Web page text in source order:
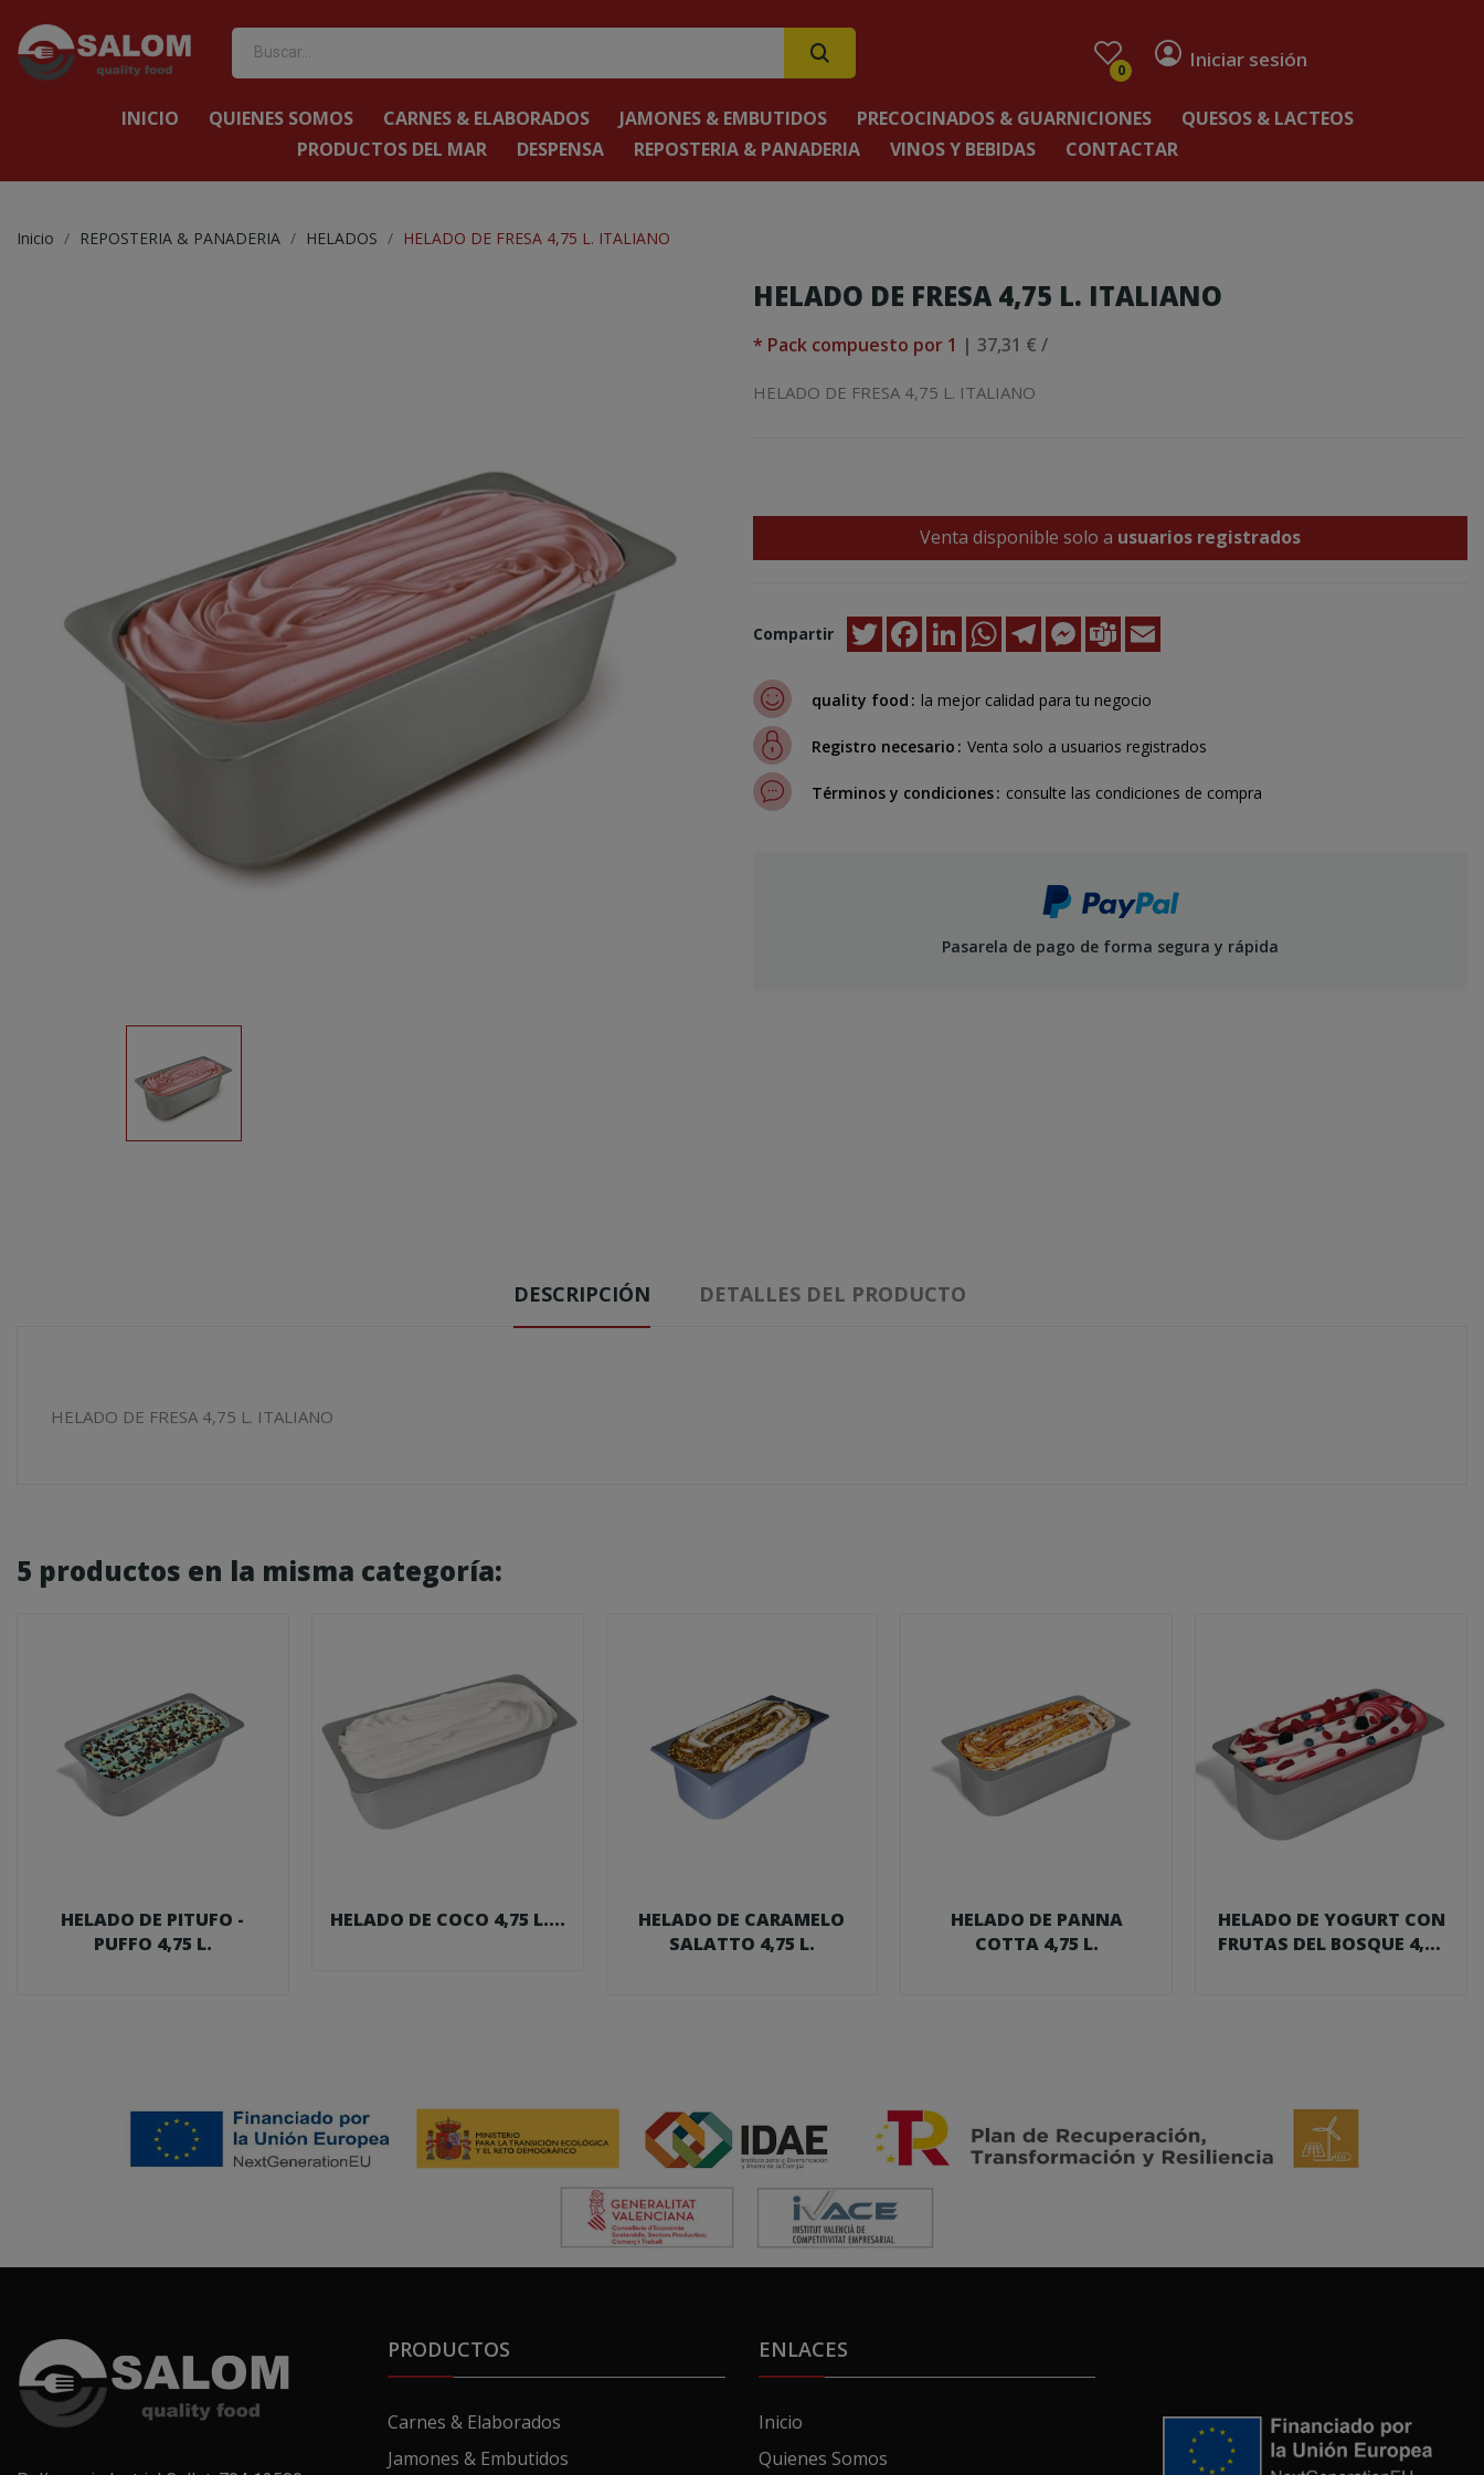
0 Iniciar sesión
INICIO QUIENES SOMOS CARNES & ELABORADOS JAMONES & EMBUTIDOS PRECOCINADOS & GUARNICIONES
QUESOS & LACTEOS
PRODUCTOS DEL MAR
DESPENSA REPOSTERIA & PANADERIA VINOS Y BEBIDAS CONTACTAR
Inicio REPOSTERIA & PANADERIA HELADOS HELADO DE FRESA 4,75 L. ITALIANO
HELADO DE FRESA 4,75 L. ITALIANO
* Pack compuesto por 1 | 37,31 € /
HELADO DE FRESA 4,75 L. ITALIANO
Venta disponible solo a usuarios registrados
Compartir TwitterFacebookLinkedInWhatsAppTelegramMessenger
Teams
quality food la mejor calidad para tu negocio
Registro necesario Venta solo a usuarios registrados
Términos y condiciones consulte las condiciones de compra
Pasarela de pago de forma segura y rápida
DESCRIPCIÓN DETALLES DEL PRODUCTO
HELADO DE FRESA 4,75 L. ITALIANO
5 productos en la misma categoría:
HELADO DE PITUFO -
PUFFO 4,75 L.
HELADO DE COCO 4,75 L....
HELADO DE CARAMELO
SALATTO 4,75 L.
HELADO DE PANNA
COTTA 4,75 L.
HELADO DE YOGURT CON
FRUTAS DEL BOSQUE 4,75
PRODUCTOS
Carnes & Elaborados
Jamones & Embutidos
ENLACES
Inicio
Quienes Somos